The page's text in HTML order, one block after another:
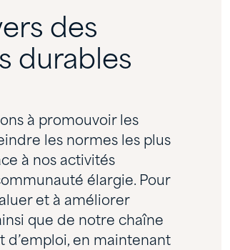
des
durables
à promouvoir les
les normes les plus
à nos activités
élargie. Pour
et à améliorer
que de notre chaîne
d’emploi, en maintenant